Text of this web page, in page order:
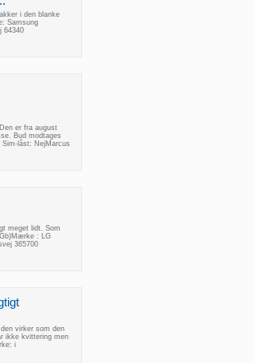
i den blanke
Samsung
64340
er fra august
Bud modtages
låst: NejMarcus
meget lidt. Som
: LG
365700
virker som den
ikke kvittering men
i